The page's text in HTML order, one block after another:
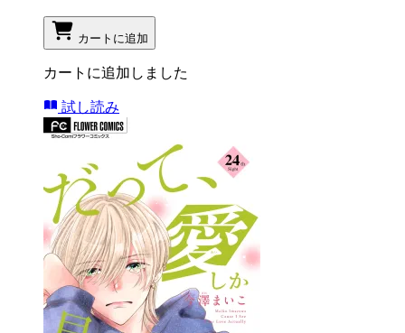
カートに追加
カートに追加しました
試し読み